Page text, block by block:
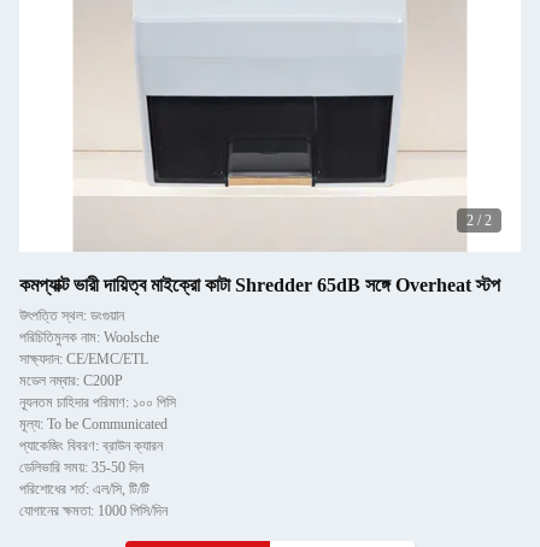
2 / 2
কমপ্যাক্ট ভারী দায়িত্ব মাইক্রো কাটা Shredder 65dB সঙ্গে Overheat স্টপ
উৎপত্তি স্থল: ডংগুয়ান
পরিচিতিমুলক নাম: Woolsche
সাক্ষ্যদান: CE/EMC/ETL
মডেল নম্বার: C200P
ন্যূনতম চাহিদার পরিমাণ: ১০০ পিসি
মূল্য: To be Communicated
প্যাকেজিং বিবরণ: ব্রাউন ক্যারন
ডেলিভারি সময়: 35-50 দিন
পরিশোধের শর্ত: এল/সি, টি/টি
যোগানের ক্ষমতা: 1000 পিসি/দিন